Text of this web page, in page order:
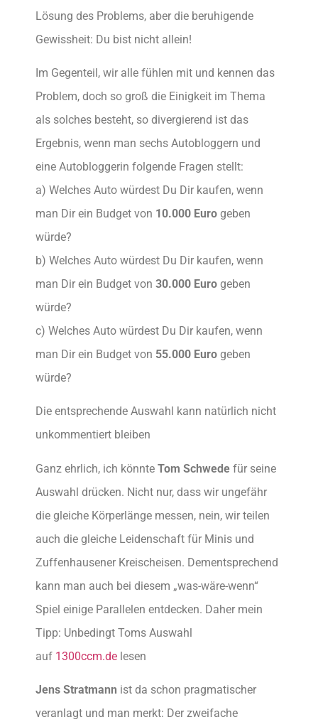
Lösung des Problems, aber die beruhigende
Gewissheit: Du bist nicht allein!
Im Gegenteil, wir alle fühlen mit und kennen das
Problem, doch so groß die Einigkeit im Thema
als solches besteht, so divergierend ist das
Ergebnis, wenn man sechs Autobloggern und
eine Autobloggerin folgende Fragen stellt:
a) Welches Auto würdest Du Dir kaufen, wenn
man Dir ein Budget von 10.000 Euro geben
würde?
b) Welches Auto würdest Du Dir kaufen, wenn
man Dir ein Budget von 30.000 Euro geben
würde?
c) Welches Auto würdest Du Dir kaufen, wenn
man Dir ein Budget von 55.000 Euro geben
würde?
Die entsprechende Auswahl kann natürlich nicht
unkommentiert bleiben
Ganz ehrlich, ich könnte Tom Schwede für seine
Auswahl drücken. Nicht nur, dass wir ungefähr
die gleiche Körperlänge messen, nein, wir teilen
auch die gleiche Leidenschaft für Minis und
Zuffenhausener Kreischeisen. Dementsprechend
kann man auch bei diesem „was-wäre-wenn“
Spiel einige Parallelen entdecken. Daher mein
Tipp: Unbedingt Toms Auswahl
auf 1300ccm.de lesen
Jens Stratmann ist da schon pragmatischer
veranlagt und man merkt: Der zweifache